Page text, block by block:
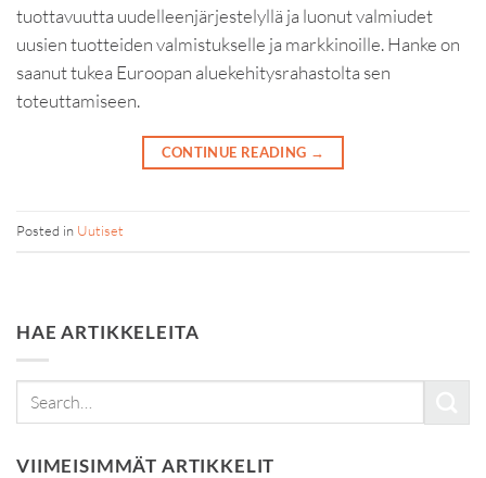
tuottavuutta uudelleenjärjestelyllä ja luonut valmiudet
uusien tuotteiden valmistukselle ja markkinoille. Hanke on
saanut tukea Euroopan aluekehitysrahastolta sen
toteuttamiseen.
CONTINUE READING →
Posted in Uutiset
HAE ARTIKKELEITA
VIIMEISIMMÄT ARTIKKELIT